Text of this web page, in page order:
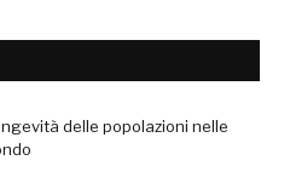
delle popolazioni nelle